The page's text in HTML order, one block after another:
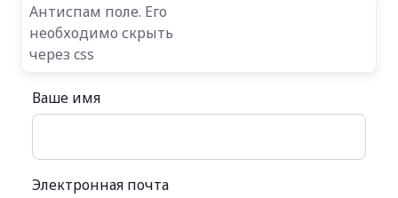
Антиспам поле. Его
необходимо скрыть
через css
Ваше имя
Электронная почта